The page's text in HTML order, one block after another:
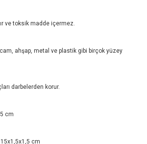
ve toksik madde içermez.
ahşap, metal ve plastik gibi birçok yüzey
darbelerden korur.
cm
15x1,5x1,5 cm